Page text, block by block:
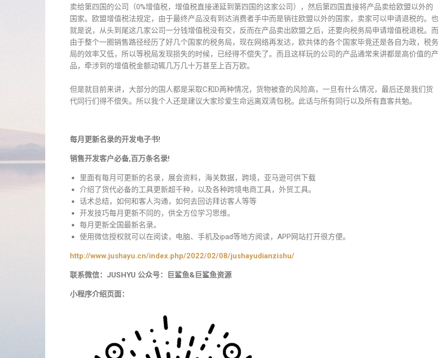
卖给第四国的公司（0%增值税，增值税直接递延到第四国的这家公司），然后第四国直接将产品卖给欧盟以外的
国家。欧盟增值税法规定，由于最终产品没有到达消费者手中而是销往欧盟以外的国家，卖家可以申请退税的。也
就是说，从头到尾这几家公司一分钱增值税没有交，反而在产品卖出欧盟之后，还要向税务局申请增值税退税。而
由于整个一圈销售路径经历了好几个国家的税务局，现在网络再发达，欧共体的各个国家毕竟还是各自为政，税务
局的效率又低，所以等税局发现损失的时候，已经得不偿失了。而且这样玩的公司的产品通常来讲都是高价值的产
品，牵涉到的增值税金额动辄几万几十万甚至上百万欧。
但是就目前来讲，大部分的国人都是采取C和D两种情况，货物被查的风险高，一旦有什么情况，最后还是我们货
代同行们得不偿失。所以我个人还是建议大家珍爱生命远离双清包税。此话与所有同行以及所有直客共勉。
每月更新名录的开发电子书!
销售开发客户必备,百万条名录!
里面有每月可更新的名录，展会资料，海关数据，跨境，亚马逊可供下载
介绍了货代必备的工具更新超千种，以及各种跨境电商工具，外贸工具。
话术总结，如何和客人沟通，如何去回访拜访客人等等
开发技巧每月更新不同的，供全方位学习思维。
每月更新全国最新名录。
使用微信授权就可以在阅读，电脑、手机及ipad等地方阅读，APP网站打开很方便。
http://www.jushayu.cn/index.php/2022/02/08/jushayudianzishu/
联系微信：JUSHYU 公众号：巨鲨鱼&巨鲨鱼资源
小程序介绍页面：